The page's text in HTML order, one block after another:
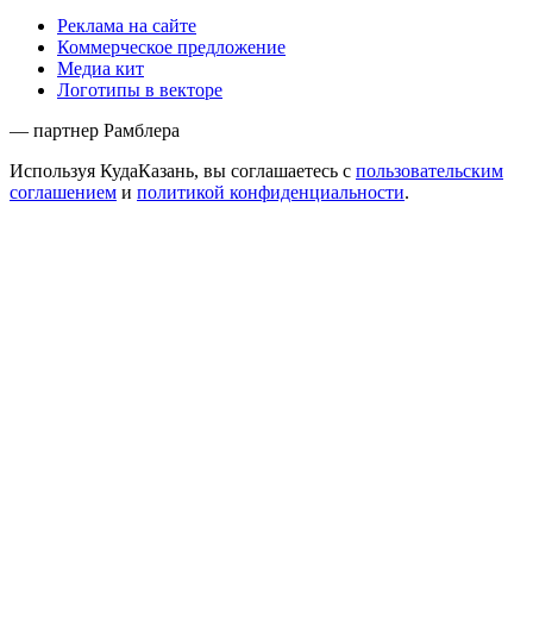
Реклама на сайте
Коммерческое предложение
Медиа кит
Логотипы в векторе
— партнер Рамблера
Используя КудаКазань, вы соглашаетесь с пользовательским
соглашением и политикой конфиденциальности.